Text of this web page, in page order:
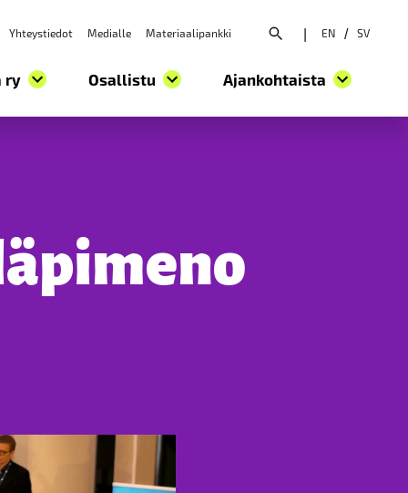
Yhteystiedot Medialle Materiaalipankki Avaa hakuvalikko
EN / SV
ry Osallistu Ajankohtaista